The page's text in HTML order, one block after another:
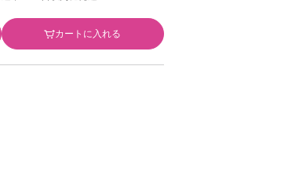
カートに入れる